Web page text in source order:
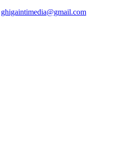
ghigaintimedia@gmail.com